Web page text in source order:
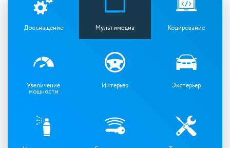
Дооснащение Мультимедиа Кодирование
Увеличение
мощности
Интерьер Экстерьер